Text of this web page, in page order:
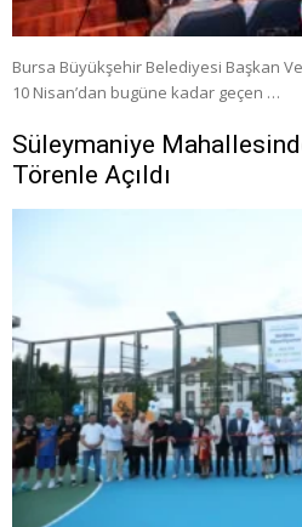
Bursa Büyükşehir Belediyesi Başkan
10 Nisan’dan bugüne kadar geçen …
Süleymaniye
Törenle Açıldı